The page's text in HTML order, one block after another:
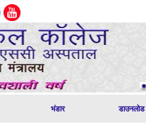
भंडार डाउनलोड